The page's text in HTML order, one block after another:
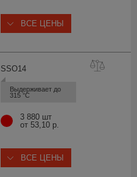
ВСЕ ЦЕНЫ
SSO14
Выдерживает до
315 °С
3 880 шт
от 53,10 р.
ВСЕ ЦЕНЫ